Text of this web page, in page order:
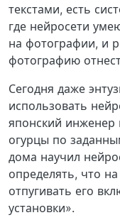
текстами, есть
где нейросети
на фотографии, и
фотографию
Сегодня даже
использовать
японский инженер
огурцы по
дома научил
определять, что
отпугивать его
установки».